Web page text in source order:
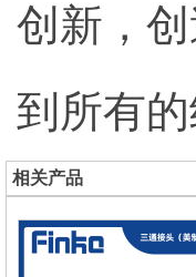
创新，
到所有
相关产品